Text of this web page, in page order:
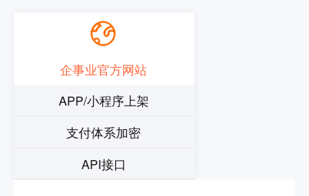
企事业官方网站
APP/小程序上架
支付体系加密
API接口